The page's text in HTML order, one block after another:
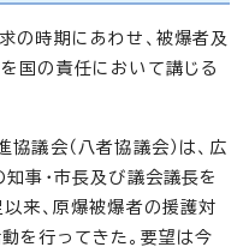
の時期にあわせ、被爆者及
国の責任において講じる
議会（八者協議会）は、広
事・市長及び議会議長を
来、原爆被爆者の援護対
を行ってきた。要望は今